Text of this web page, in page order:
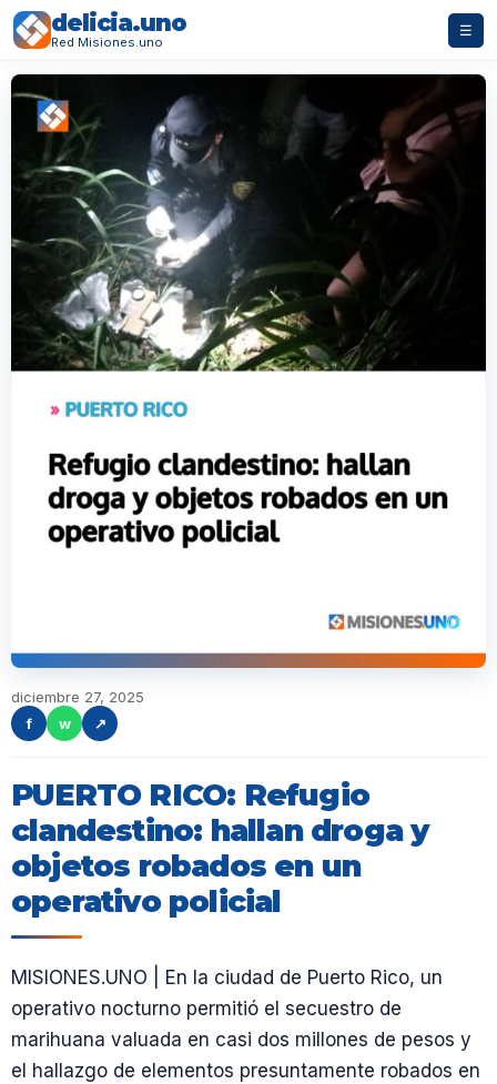
delicia.uno
Red Misiones.uno
☰
diciembre 27, 2025
f
w ↗
PUERTO RICO: Refugio
clandestino: hallan droga y
objetos robados en un
operativo policial
MISIONES.UNO | En la ciudad de Puerto Rico, un
operativo nocturno permitió el secuestro de
marihuana valuada en casi dos millones de pesos y
el hallazgo de elementos presuntamente robados en